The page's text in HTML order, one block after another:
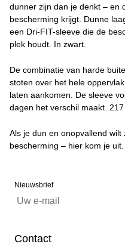
dunner zijn dan je denkt – en
bescherming krijgt. Dunne
een Dri-FIT-sleeve die de
plek houdt. In zwart.
De combinatie van harde
stoten over het hele
laten aankomen. De sleeve
dagen het verschil maakt. 217
Als je dun en onopvallend
bescherming – hier kom je uit.
Nieuwsbrief
Contact